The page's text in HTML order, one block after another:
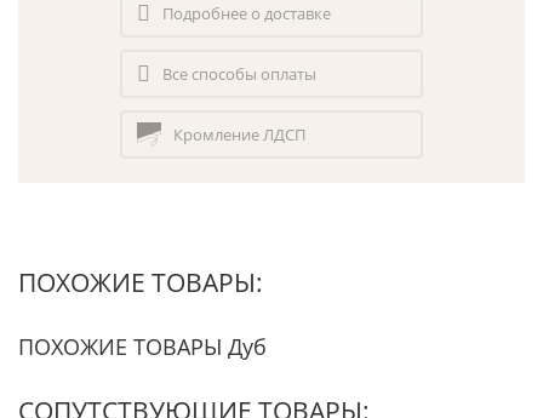
Подробнее о доставке
Все способы оплаты
Кромление ЛДСП
ПОХОЖИЕ ТОВАРЫ:
ПОХОЖИЕ ТОВАРЫ Дуб
СОПУТСТВУЮЩИЕ ТОВАРЫ: